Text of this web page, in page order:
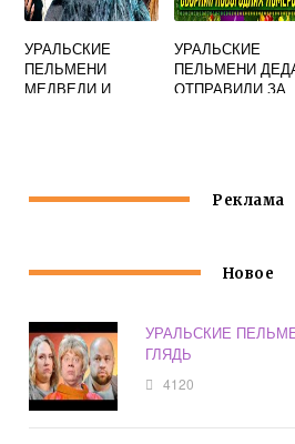
УРАЛЬСКИЕ
ПЕЛЬМЕНИ
МЕДВЕДИ И
УРАЛЬСКИЕ
ПЕЛЬМЕНИ
ОТПРАВИЛИ ЗА
Реклама
Новое
УРАЛЬСКИЕ
ГЛЯДЬ
4120